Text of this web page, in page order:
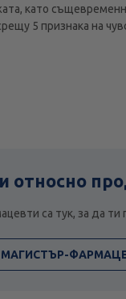
като
5 признака на
относно
са тук, за да ти